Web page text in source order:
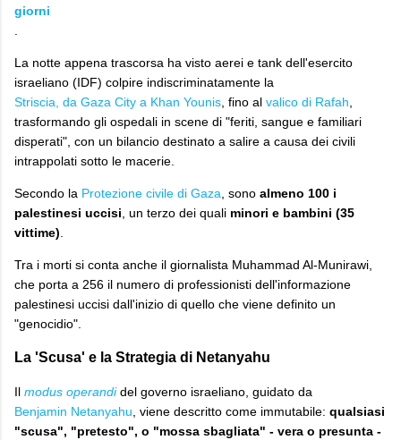
giorni
.
La notte appena trascorsa ha visto aerei e tank dell'esercito
israeliano (IDF) colpire indiscriminatamente la
Striscia, da Gaza City a Khan Younis, fino al valico di Rafah,
trasformando gli ospedali in scene di "feriti, sangue e familiari
disperati", con un bilancio destinato a salire a causa dei civili
intrappolati sotto le macerie.
​Secondo la Protezione civile di Gaza, sono almeno 100 i
palestinesi uccisi, un terzo dei quali minori e bambini (35
vittime).
Tra i morti si conta anche il giornalista Muhammad Al-Munirawi,
che porta a 256 il numero di professionisti dell'informazione
palestinesi uccisi dall'inizio di quello che viene definito un
"genocidio".
La 'Scusa' e la Strategia di Netanyahu
​Il modus operandidel governo israeliano, guidato da
Benjamin Netanyahu, viene descritto come immutabile: qualsiasi
"scusa", "pretesto", o "mossa sbagliata" - vera o presunta -